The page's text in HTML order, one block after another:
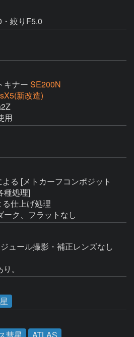
絞りF5.0
キナー SE200N
新改造)
用
る [メトカーフコンポジット
種処理]
る仕上げ処理
ーク、フラットなし
ュール撮影・補正レンズなし
。